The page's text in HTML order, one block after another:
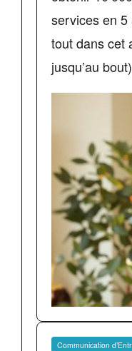
services en
tout dans cet
jusqu’au bout)
Communication